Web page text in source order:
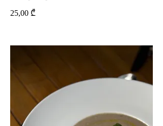
25,00 ₾